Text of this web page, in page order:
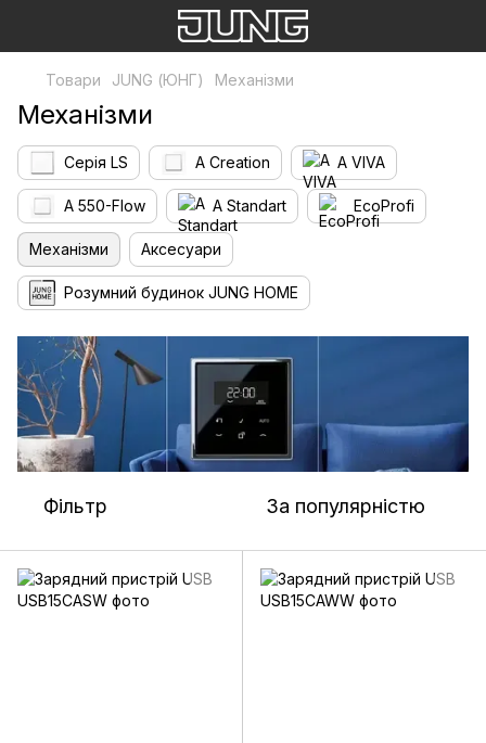
Товари JUNG (ЮНГ) Механізми
Механізми
Серія LS A Creation A VIVA
A 550-Flow A Standart EcoProfi
Механізми Аксесуари
Розумний будинок JUNG HOME
Фільтр За популярністю